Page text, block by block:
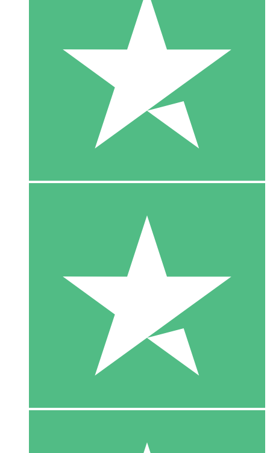
20 00